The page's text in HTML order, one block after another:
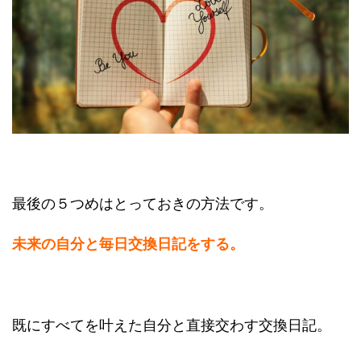
最後の５つめはとっておきの方法です。
未来の自分と毎日交換日記をする。
既にすべてを叶えた自分と直接交わす交換日記。